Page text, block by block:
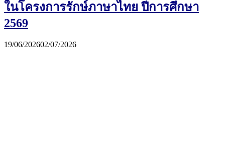
ในโครงการรักษ์ภาษาไทย ปีการศึกษา
2569
19/06/202602/07/2026